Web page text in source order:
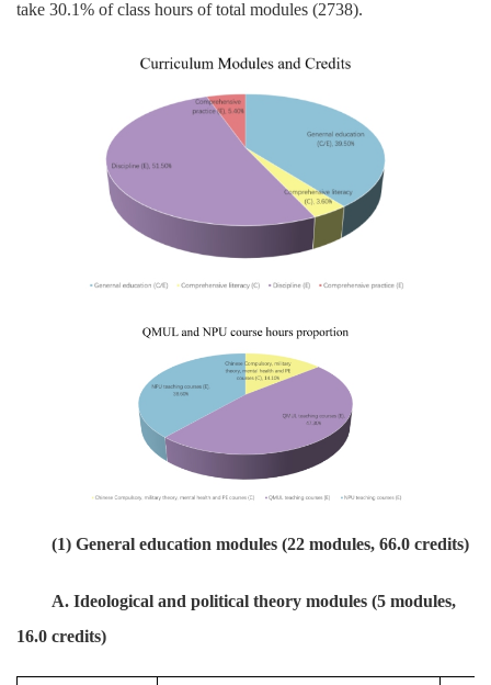
take 30.1% of class hours of total modules (2738).
(1) General education modules (22 modules, 66.0 credits)
A. Ideological and political theory modules (5 modules,
16.0 credits)